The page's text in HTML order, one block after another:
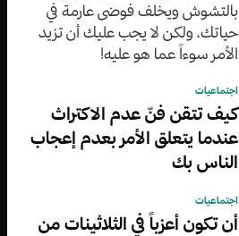
بالتشوش ويخلف فوضى عارمة في
حياتك، ولكن لا يجب عليك أن تزيد
الأمر سوءاً عما هو عليه!
اجتماعيات
كيف تتقن فنّ عدم الاكتراث
عندما يتعلق الأمر بعدم إعجاب
الناس بك
اجتماعيات
أن تكون أعزباً في الثلاثينات من